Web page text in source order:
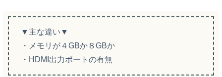
▼主な違い▼
・メモリが４GBか８GBか
・HDMI出力ポートの有無